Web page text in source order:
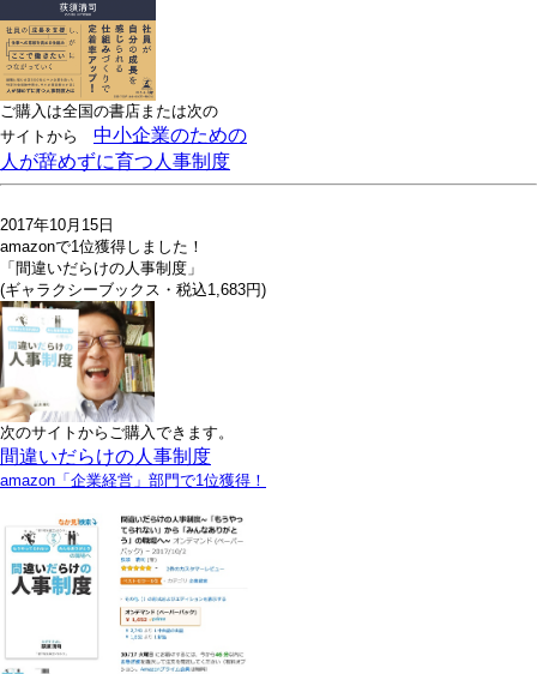
ご購入は全国の書店または次の
サイトから 中小企業のための
人が辞めずに育つ人事制度
2017年10月15日
amazonで1位獲得しました！
「間違いだらけの人事制度」
(ギャラクシーブックス・税込1,683円)
次のサイトからご購入できます。
間違いだらけの人事制度
amazon「企業経営」部門で1位獲得！